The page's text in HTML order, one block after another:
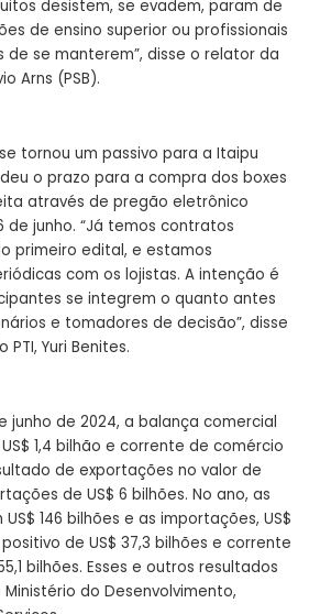
desistem, se evadem, param de
de ensino superior ou profissionais
se manterem”, disse o relator da
Arns (PSB).
tornou um passivo para a Itaipu
o prazo para a compra dos boxes
através de pregão eletrônico
junho. “Já temos contratos
primeiro edital, e estamos
com os lojistas. A intenção é
se integrem o quanto antes
e tomadores de decisão”, disse
Yuri Benites.
junho de 2024, a balança comercial
1,4 bilhão e corrente de comércio
de exportações no valor de
de US$ 6 bilhões. No ano, as
146 bilhões e as importações, US$
de US$ 37,3 bilhões e corrente
bilhões. Esses e outros resultados
do Desenvolvimento,